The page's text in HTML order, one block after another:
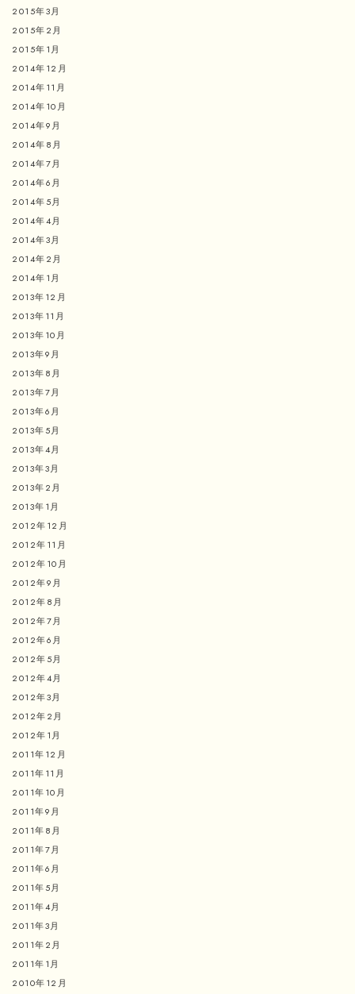
2015年3月
2015年2月
2015年1月
2014年12月
2014年11月
2014年10月
2014年9月
2014年8月
2014年7月
2014年6月
2014年5月
2014年4月
2014年3月
2014年2月
2014年1月
2013年12月
2013年11月
2013年10月
2013年9月
2013年8月
2013年7月
2013年6月
2013年5月
2013年4月
2013年3月
2013年2月
2013年1月
2012年12月
2012年11月
2012年10月
2012年9月
2012年8月
2012年7月
2012年6月
2012年5月
2012年4月
2012年3月
2012年2月
2012年1月
2011年12月
2011年11月
2011年10月
2011年9月
2011年8月
2011年7月
2011年6月
2011年5月
2011年4月
2011年3月
2011年2月
2011年1月
2010年12月